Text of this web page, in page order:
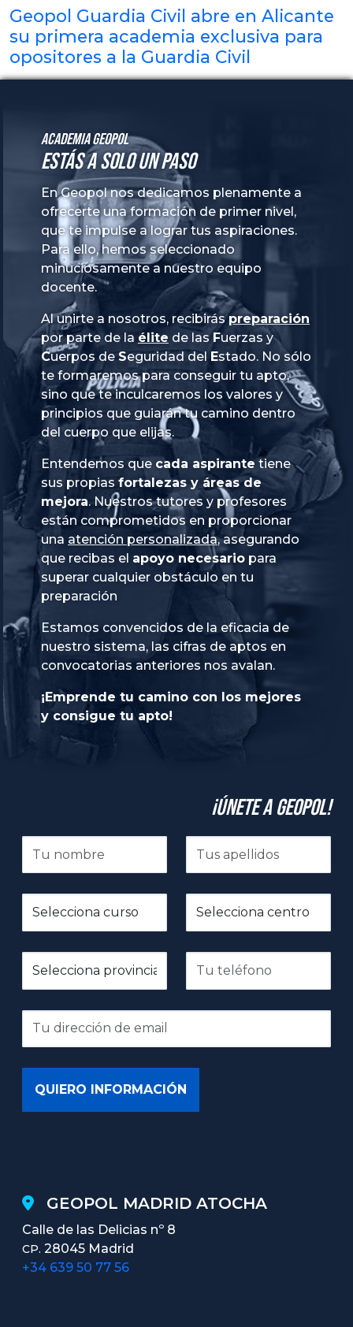
Geopol Guardia Civil abre en Alicante
su primera academia exclusiva para
opositores a la Guardia Civil
Academia GeoPol
Estás a solo un paso
En Geopol nos dedicamos plenamente a
ofrecerte una formación de primer nivel,
que te impulse a lograr tus aspiraciones.
Para ello, hemos seleccionado
minuciosamente a nuestro equipo
docente.
Al unirte a nosotros, recibiráspreparación
por parte de la élite de las Fuerzas y
Cuerpos de Seguridad del Estado. No sólo
te formaremos para conseguir tu apto,
sino que te inculcaremos los valores y
principios que guiarán tu camino dentro
del cuerpo que elijas.
Entendemos que cada aspirante tiene
sus propias fortalezas y áreas de
mejora. Nuestros tutores y profesores
están comprometidos en proporcionar
una atención personalizada, asegurando
que recibas el apoyo necesario para
superar cualquier obstáculo en tu
preparación
Estamos convencidos de la eficacia de
nuestro sistema, las cifras de aptos en
convocatorias anteriores nos avalan.
¡Emprende tu camino con los mejores
y consigue tu apto!
¡Únete a GeoPol!
GEOPOL MADRID ATOCHA
Calle de las Delicias nº 8
CP. 28045 Madrid
+34 639 50 77 56